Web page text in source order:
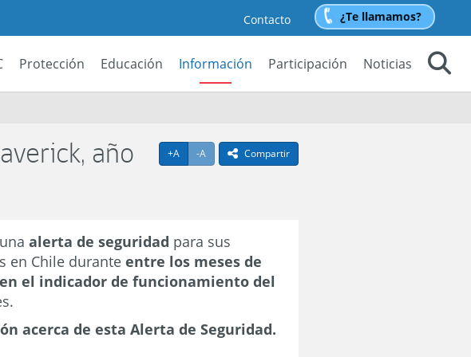
Contacto ¿Te llamamos?
Protección Educación Información Participación
Noticias
+A Agrandar texto
-A Achicar textoicono compartir
Compartir
año
unaalerta de seguridad para sus
en Chile duranteentre los meses de
el indicador de funcionamiento del
acerca de esta Alerta de Seguridad.